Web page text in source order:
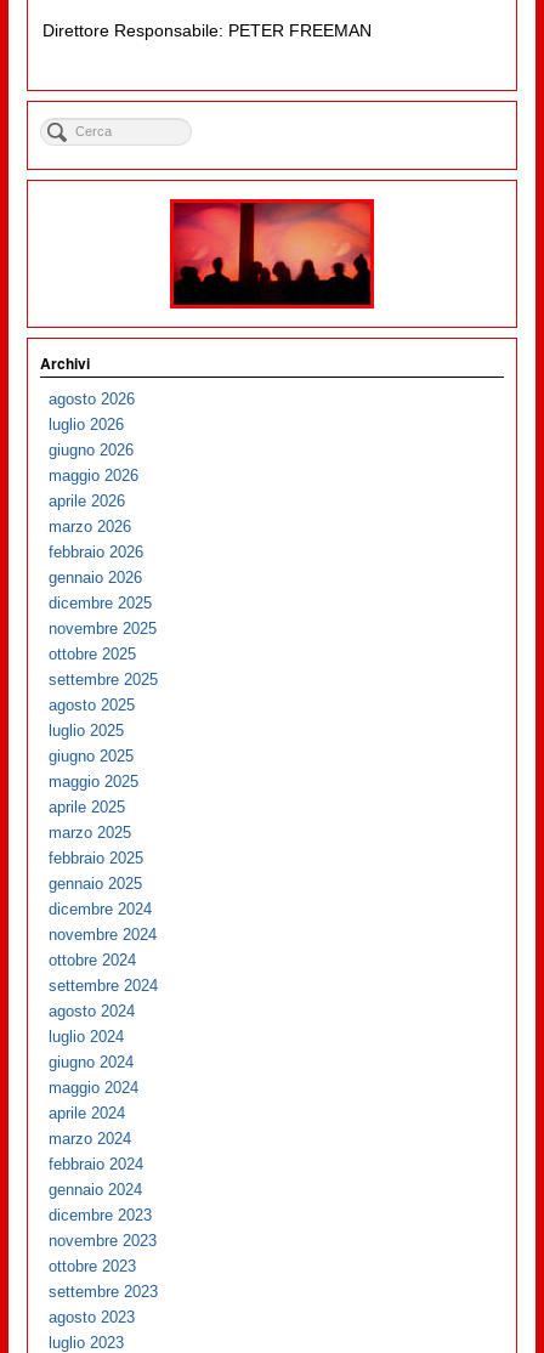
Direttore Responsabile: PETER FREEMAN
Archivi
agosto 2026
luglio 2026
giugno 2026
maggio 2026
aprile 2026
marzo 2026
febbraio 2026
gennaio 2026
dicembre 2025
novembre 2025
ottobre 2025
settembre 2025
agosto 2025
luglio 2025
giugno 2025
maggio 2025
aprile 2025
marzo 2025
febbraio 2025
gennaio 2025
dicembre 2024
novembre 2024
ottobre 2024
settembre 2024
agosto 2024
luglio 2024
giugno 2024
maggio 2024
aprile 2024
marzo 2024
febbraio 2024
gennaio 2024
dicembre 2023
novembre 2023
ottobre 2023
settembre 2023
agosto 2023
luglio 2023